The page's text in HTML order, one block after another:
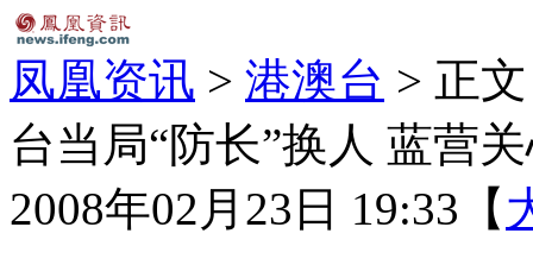
凤凰资讯 > 港澳台 > 正文
台当局“防长”换人 蓝营
2008年02月23日 19:33 【